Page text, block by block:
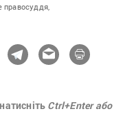
правосуддя,
Ctrl+Enter або